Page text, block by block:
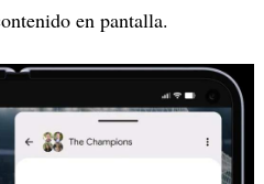
en pantalla.